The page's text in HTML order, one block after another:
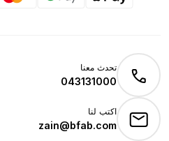
تحدث معنا
043131000
اكتب لنا
zain@bfab.com